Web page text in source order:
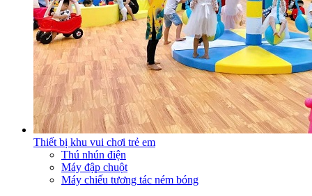
Thiết bị khu vui chơi trẻ em
Thú nhún điện
Máy đập chuột
Máy chiếu tương tác ném bóng